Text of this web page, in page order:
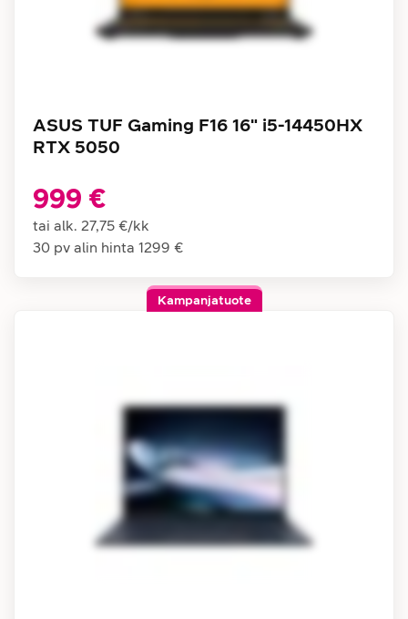
ASUS TUF Gaming F16 16" i5-14450HX
RTX 5050
999 €
tai alk. 27,75 €/kk
30 pv alin hinta 1299 €
Kampanjatuote